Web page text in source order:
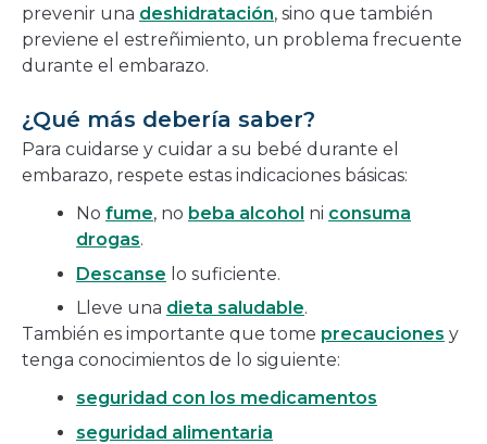
prevenir una deshidratación, sino que también
previene el estreñimiento, un problema frecuente
durante el embarazo.
¿Qué más debería saber?
Para cuidarse y cuidar a su bebé durante el
embarazo, respete estas indicaciones básicas:
No fume, no beba alcohol ni consuma
drogas.
Descanse lo suficiente.
Lleve una dieta saludable.
También es importante que tome precauciones y
tenga conocimientos de lo siguiente:
seguridad con los medicamentos
seguridad alimentaria